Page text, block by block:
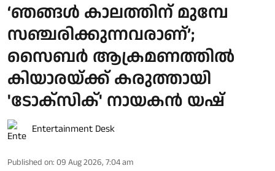
‘ഞങ്ങൾ കാലത്തിന് മുമ്പേ
സഞ്ചരിക്കുന്നവരാണ്’;
സൈബർ ആക്രമണത്തിൽ
കിയാരയ്ക്ക് കരുത്തായി
'ടോക്സിക്' നായകൻ യഷ്
Entertainment Desk
Published on: 09 Aug 2026, 7:04 am